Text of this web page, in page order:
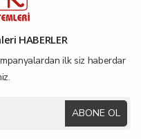
HABERLER
ilk siz haberdar
ABONE OL